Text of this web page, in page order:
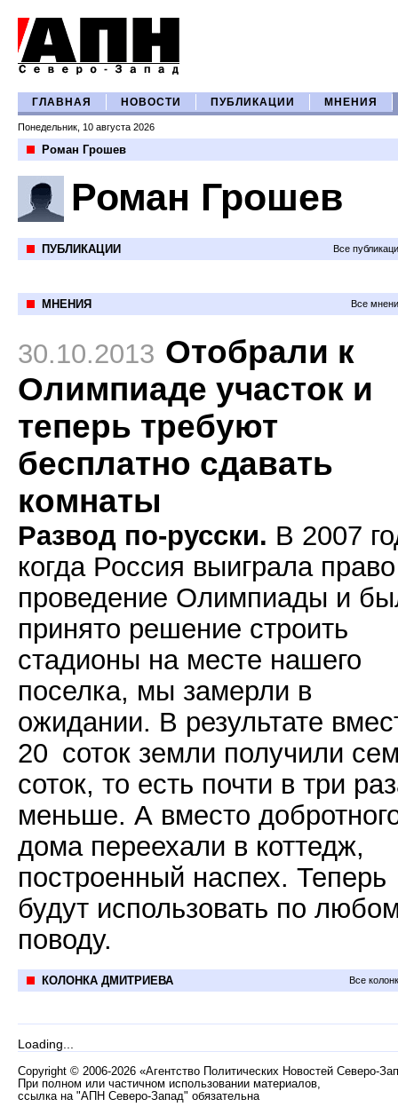
ГЛАВНАЯ НОВОСТИ ПУБЛИКАЦИИ МНЕНИЯ
Понедельник, 10 августа 2026
Роман Грошев
Роман Грошев
ПУБЛИКАЦИИ Все
МНЕНИЯ Все
30.10.2013 Отобрали к
Олимпиаде участок и
теперь требуют
бесплатно сдавать
комнаты
Развод по-русски. В 2007
когда Россия выиграла
проведение Олимпиады и
принято решение строить
стадионы на месте нашего
поселка, мы замерли в
ожидании. В результате
20 соток земли получили
соток, то есть почти в три
меньше. А вместо
дома переехали в коттедж,
построенный наспех. Теперь
будут использовать по
поводу.
КОЛОНКА ДМИТРИЕВА Все
Loading...
Copyright © 2006-2026 «Агентство Политических Новостей Северо-
При полном или частичном использовании материалов,
ссылка на "АПН Северо-Запад" обязательна